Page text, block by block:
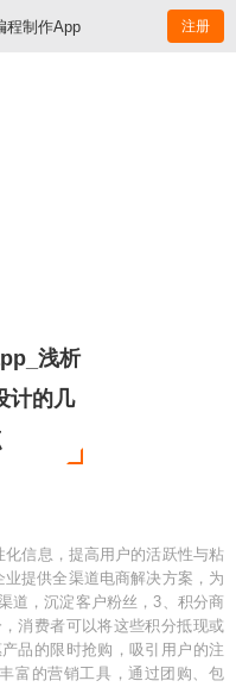
程制作App 注册
浅析
计的几
信息，提高用户的活跃性与粘
提供全渠道电商解决方案，为
道，沉淀客户粉丝，3、积分商
消费者可以将这些积分抵现或
品的限时抢购，吸引用户的注
富的营销工具，通过团购、包